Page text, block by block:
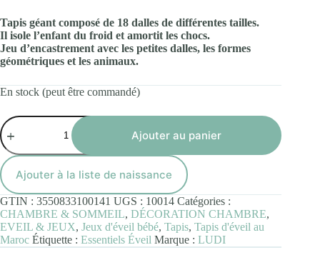
Tapis géant composé de 18 dalles de différentes tailles.
Il isole l’enfant du froid et amortit les chocs.
Jeu d’encastrement avec les petites dalles, les formes
géométriques et les animaux.
En stock (peut être commandé)
quantité
de
Tapis
Dalles
de
Mousse
Jumbo
XXL
Ajouter au panier
Ajouter à la liste de naissance
GTIN : 3550833100141 UGS : 10014 Catégories :
CHAMBRE & SOMMEIL, DÉCORATION CHAMBRE,
EVEIL & JEUX, Jeux d'éveil bébé, Tapis, Tapis d'éveil au
Maroc Étiquette : Essentiels Éveil Marque : LUDI